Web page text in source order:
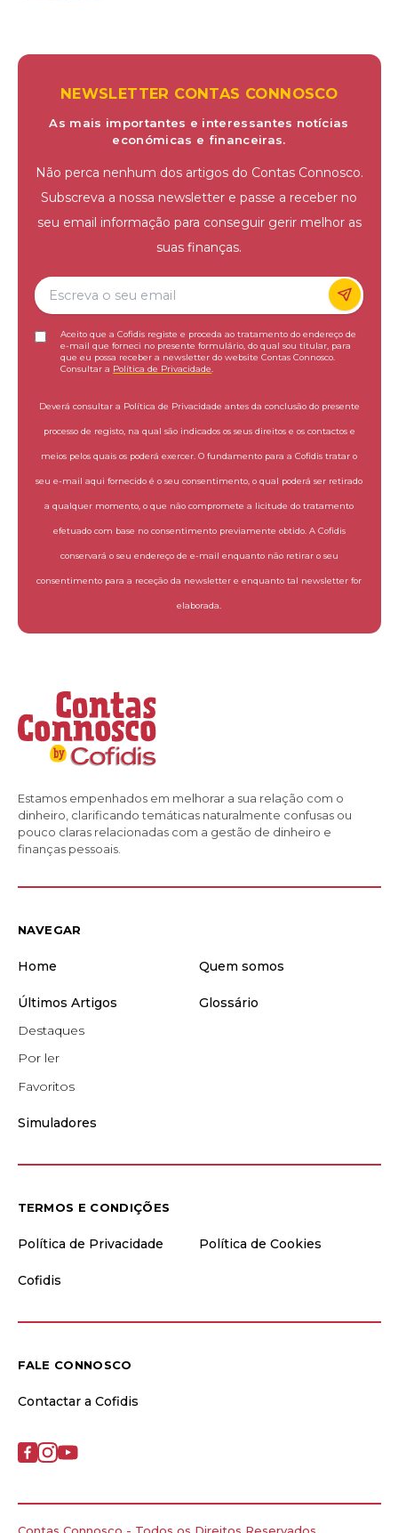
NEWSLETTER CONTAS CONNOSCO
As mais importantes e interessantes notícias
económicas e financeiras.
Não perca nenhum dos artigos do Contas Connosco.
Subscreva a nossa newsletter e passe a receber no
seu email informação para conseguir gerir melhor as
suas finanças.
Aceito que a Cofidis registe e proceda ao tratamento do endereço de
e-mail que forneci no presente formulário, do qual sou titular, para
que eu possa receber a newsletter do website Contas Connosco.
Consultar a Política de Privacidade
Deverá consultar a Política de Privacidade antes da conclusão do presente
processo de registo, na qual são indicados os seus direitos e os contactos e
meios pelos quais os poderá exercer. O fundamento para a Cofidis tratar o
seu e-mail aqui fornecido é o seu consentimento, o qual poderá ser retirado
a qualquer momento, o que não compromete a licitude do tratamento
efetuado com base no consentimento previamente obtido. A Cofidis
conservará o seu endereço de e-mail enquanto não retirar o seu
consentimento para a receção da newsletter e enquanto tal newsletter for
elaborada.
Estamos empenhados em melhorar a sua relação com o
dinheiro, clarificando temáticas naturalmente confusas ou
pouco claras relacionadas com a gestão de dinheiro e
finanças pessoais.
NAVEGAR
Home Quem somos
Últimos Artigos
Destaques
Por ler
Favoritos
Glossário
Simuladores
TERMOS E CONDIÇÕES
Política de Privacidade Política de Cookies
Cofidis
FALE CONNOSCO
Contactar a Cofidis